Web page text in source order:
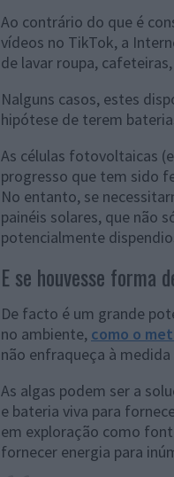
Ao contrário do que é
vídeos no TikTok, a
de lavar roupa,
Nalguns casos, estes
hipótese de terem
As células fotovoltaicas
progresso que tem sido
No entanto, se
painéis solares, que não
potencialmente
E se houvesse forma
De facto é um grande
no ambiente, como o
não enfraqueça à medida
As algas podem ser a
e bateria viva para
em exploração como
fornecer energia para